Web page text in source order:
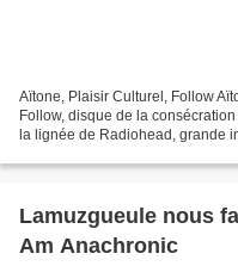
Aïtone, Plaisir Culturel, Follow
Follow, disque de la
la lignée de Radiohead, grande
Lamuzgueule nous
Am Anachronic